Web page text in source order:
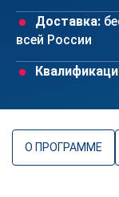
Доставка:
всей России
О ПРОГРАММЕ